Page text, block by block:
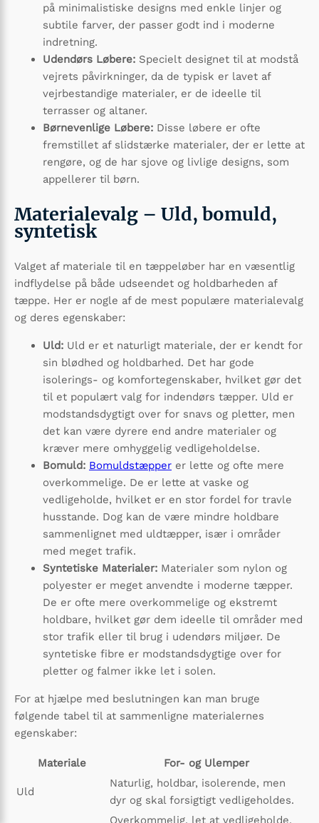
på minimalistiske designs med enkle linjer og
subtile farver, der passer godt ind i moderne
indretning.
Udendørs Løbere: Specielt designet til at modstå
vejrets påvirkninger, da de typisk er lavet af
vejrbestandige materialer, er de ideelle til
terrasser og altaner.
Børnevenlige Løbere: Disse løbere er ofte
fremstillet af slidstærke materialer, der er lette at
rengøre, og de har sjove og livlige designs, som
appellerer til børn.
Materialevalg – Uld, bomuld,
syntetisk
Valget af materiale til en tæppeløber har en væsentlig
indflydelse på både udseendet og holdbarheden af
tæppe. Her er nogle af de mest populære materialevalg
og deres egenskaber:
Uld: Uld er et naturligt materiale, der er kendt for
sin blødhed og holdbarhed. Det har gode
isolerings- og komfortegenskaber, hvilket gør det
til et populært valg for indendørs tæpper. Uld er
modstandsdygtigt over for snavs og pletter, men
det kan være dyrere end andre materialer og
kræver mere omhyggelig vedligeholdelse.
Bomuld: Bomuldstæpper er lette og ofte mere
overkommelige. De er lette at vaske og
vedligeholde, hvilket er en stor fordel for travle
husstande. Dog kan de være mindre holdbare
sammenlignet med uldtæpper, især i områder
med meget trafik.
Syntetiske Materialer: Materialer som nylon og
polyester er meget anvendte i moderne tæpper.
De er ofte mere overkommelige og ekstremt
holdbare, hvilket gør dem ideelle til områder med
stor trafik eller til brug i udendørs miljøer. De
syntetiske fibre er modstandsdygtige over for
pletter og falmer ikke let i solen.
For at hjælpe med beslutningen kan man bruge
følgende tabel til at sammenligne materialernes
egenskaber:
Materiale For- og Ulemper
Uld
Naturlig, holdbar, isolerende, men
dyr og skal forsigtigt vedligeholdes.